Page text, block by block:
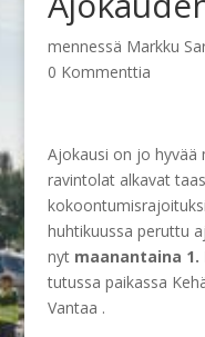
mennessä Markku
0 Kommenttia
Ajokausi on jo hyvää
ravintolat alkavat
huhtikuussa peruttu
nyt maanantaina 1.
tutussa paikassa
Vantaa .